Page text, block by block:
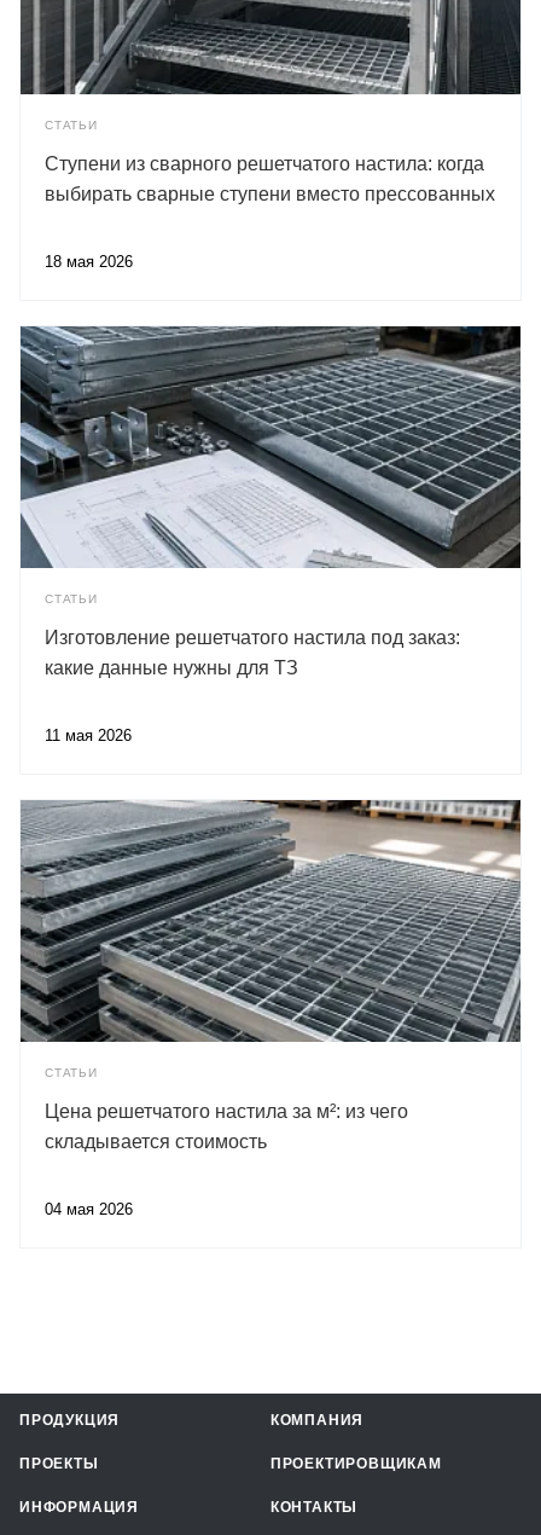
СТАТЬИ
Ступени из сварного решетчатого настила: когда
выбирать сварные ступени вместо прессованных
18 мая 2026
СТАТЬИ
Изготовление решетчатого настила под заказ:
какие данные нужны для ТЗ
11 мая 2026
СТАТЬИ
Цена решетчатого настила за м²: из чего
складывается стоимость
04 мая 2026
ПРОДУКЦИЯ КОМПАНИЯ
ПРОЕКТЫ ПРОЕКТИРОВЩИКАМ
ИНФОРМАЦИЯ КОНТАКТЫ